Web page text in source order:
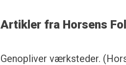
Artikler fra Horsens
Genopliver værksteder.